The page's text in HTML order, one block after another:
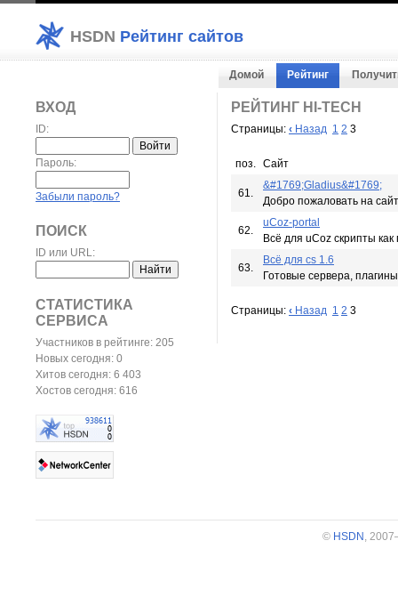
HSDN Рейтинг сайтов
Домой Рейтинг
РЕЙТИНГ HI-TECH
Страницы: ‹ Назад 1 2 3
поз. Сайт
61.
&#1769;Gladius&#1769;
Добро пожаловать на
62.
uCoz-portal
Всё для uCoz скрипты
63.
Всё для cs 1.6
Готовые сервера,
Страницы: ‹ Назад 1 2 3
ВХОД
ID:
Пароль:
Забыли пароль?
ПОИСК
ID или URL:
СТАТИСТИКА
СЕРВИСА
Участников в рейтинге: 205
Новых сегодня: 0
Хитов сегодня: 6 403
Хостов сегодня: 616
© HSDN ,